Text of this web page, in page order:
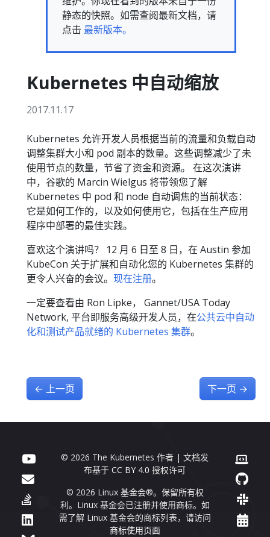
静态的快照。如需查阅最新文档，请
点击 最新版本。
Kubernetes 中自动缩放
2017.11.17
Kubernetes 允许开发人员根据当前的流量和负载自动
调整集群大小和 pod 副本的数量。这些调整减少了未
使用节点的数量，节省了资金和资源。 在这次演讲
中，谷歌的 Marcin Wielgus 将带领您了解
Kubernetes 中 pod 和 node 自动调焦的当前状态：
它是如何工作的，以及如何使用它，包括在生产应用
程序中部署的最佳实践。
喜欢这个演讲吗？ 12 月 6 日至 8 日，在 Austin 参加
KubeCon 关于扩展和自动化您的 Kubernetes 集群的
更令人兴奋的会议。 现在注册。
一定要查看由 Ron Lipke， Gannet/USA Today
Network, 平台即服务高级开发人员，在公共云中自动
化和测试产品就绪的 Kubernetes 集群。
← 上一页 下一页 →
© 2026 The Kubernetes 作者 | 文档发
布基于CC BY 4.0 授权许可
© 2026 Linux 基金会®。保留所有权
利。Linux 基金会已注册并使用商标。如
需了解 Linux 基金会的商标列表，请访问
商标使用页面